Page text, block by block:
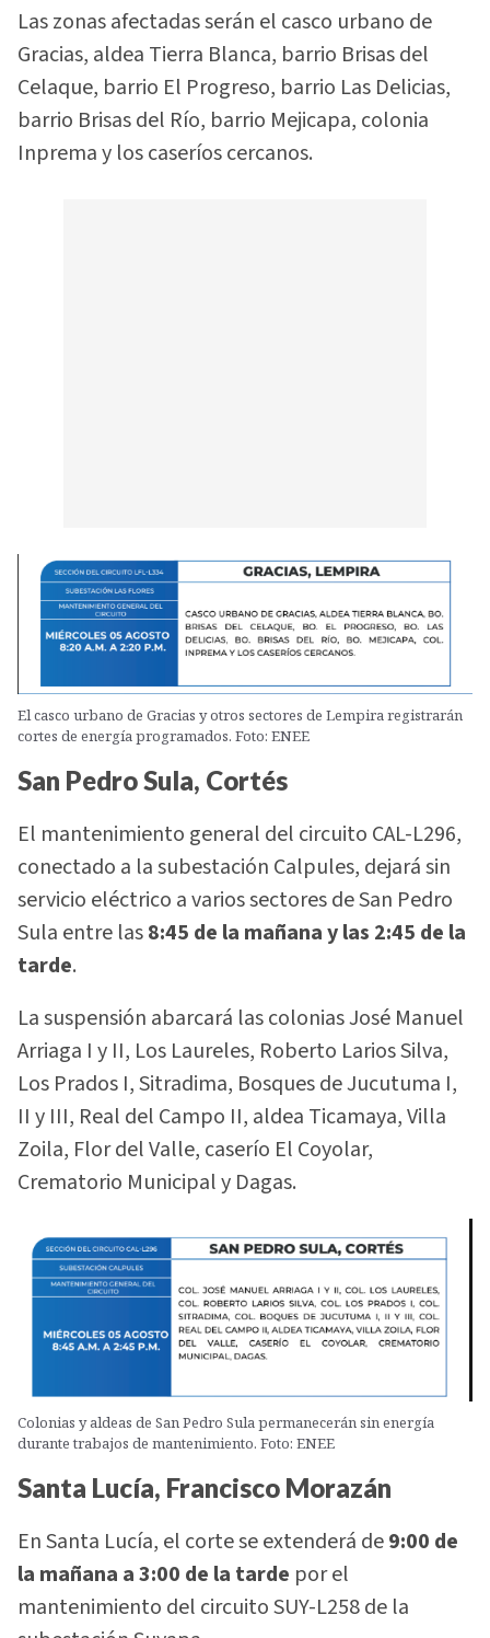
Las zonas afectadas serán el casco urbano de
Gracias, aldea Tierra Blanca, barrio Brisas del
Celaque, barrio El Progreso, barrio Las Delicias,
barrio Brisas del Río, barrio Mejicapa, colonia
Inprema y los caseríos cercanos.
El casco urbano de Gracias y otros sectores de Lempira registrarán
cortes de energía programados. Foto: ENEE
San Pedro Sula, Cortés
El mantenimiento general del circuito CAL-L296,
conectado a la subestación Calpules, dejará sin
servicio eléctrico a varios sectores de San Pedro
Sula entre las8:45 de la mañana y las 2:45 de la
tarde.
La suspensión abarcará las colonias José Manuel
Arriaga I y II, Los Laureles, Roberto Larios Silva,
Los Prados I, Sitradima, Bosques de Jucutuma I,
II y III, Real del Campo II, aldea Ticamaya, Villa
Zoila, Flor del Valle, caserío El Coyolar,
Crematorio Municipal y Dagas.
Colonias y aldeas de San Pedro Sula permanecerán sin energía
durante trabajos de mantenimiento. Foto: ENEE
Santa Lucía, Francisco Morazán
En Santa Lucía, el corte se extenderá de9:00 de
la mañana a 3:00 de la tarde por el
mantenimiento del circuito SUY-L258 de la